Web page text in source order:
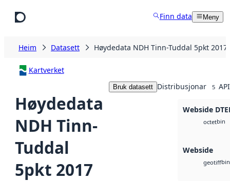
Finn data Meny
Heim Datasett Høydedata NDH Tinn-Tuddal 5pkt 2017
Kartverket
Høydedata
NDH Tinn-
Tuddal
5pkt 2017
Bruk datasett Distribusjonar 5
Webside
octetbin
Webside
geotiffbin